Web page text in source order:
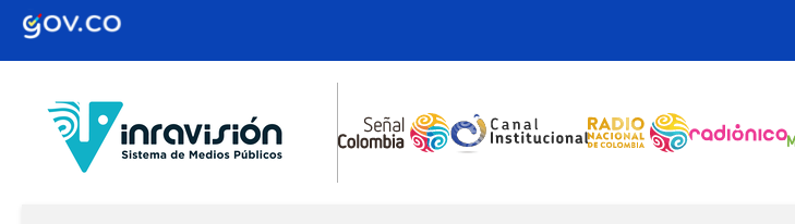
Pasar al contenido principal